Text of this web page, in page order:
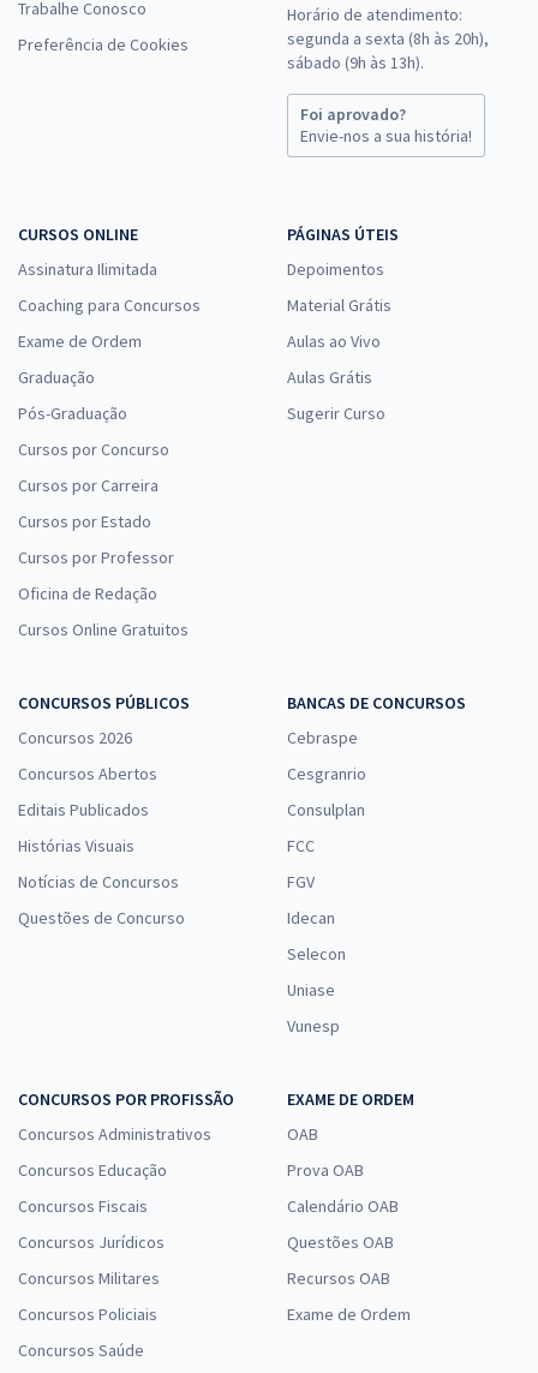
Trabalhe Conosco
Preferência de Cookies
Horário de atendimento:
segunda a sexta (8h às 20h),
sábado (9h às 13h).
Foi aprovado?
Envie-nos a sua história!
CURSOS ONLINE
Assinatura Ilimitada
Coaching para Concursos
Exame de Ordem
Graduação
Pós-Graduação
Cursos por Concurso
Cursos por Carreira
Cursos por Estado
Cursos por Professor
Oficina de Redação
Cursos Online Gratuitos
PÁGINAS ÚTEIS
Depoimentos
Material Grátis
Aulas ao Vivo
Aulas Grátis
Sugerir Curso
CONCURSOS PÚBLICOS
Concursos 2026
Concursos Abertos
Editais Publicados
Histórias Visuais
Notícias de Concursos
Questões de Concurso
BANCAS DE CONCURSOS
Cebraspe
Cesgranrio
Consulplan
FCC
FGV
Idecan
Selecon
Uniase
Vunesp
CONCURSOS POR PROFISSÃO
Concursos Administrativos
Concursos Educação
Concursos Fiscais
Concursos Jurídicos
Concursos Militares
Concursos Policiais
Concursos Saúde
EXAME DE ORDEM
OAB
Prova OAB
Calendário OAB
Questões OAB
Recursos OAB
Exame de Ordem